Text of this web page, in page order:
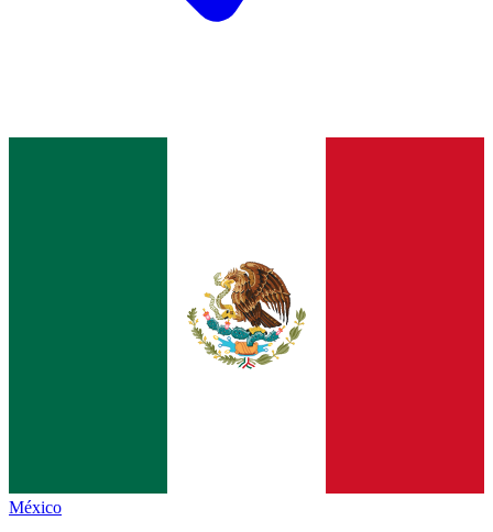
México